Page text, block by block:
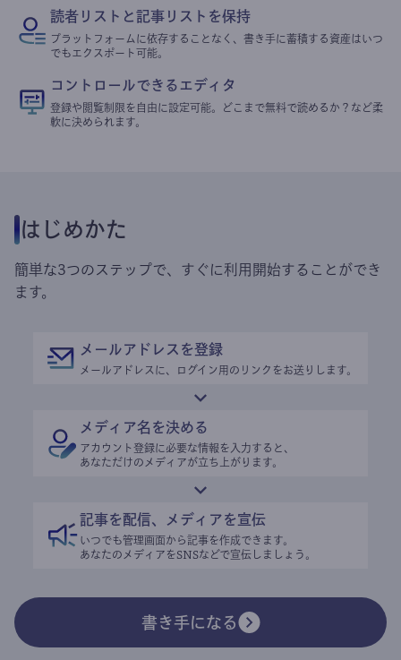
読者リストと記事リストを保持
プラットフォームに依存することなく、書き手に蓄積する資産はいつ
でもエクスポート可能。
コントロールできるエディタ
登録や閲覧制限を自由に設定可能。どこまで無料で読めるか？など柔
軟に決められます。
はじめかた
簡単な3つのステップで、すぐに利用開始することができ
ます。
メールアドレスを登録
メールアドレスに、ログイン用のリンクをお送りします。
メディア名を決める
アカウント登録に必要な情報を入力すると、
あなただけのメディアが立ち上がります。
記事を配信、メディアを宣伝
いつでも管理画面から記事を作成できます。
あなたのメディアをSNSなどで宣伝しましょう。
書き手になる